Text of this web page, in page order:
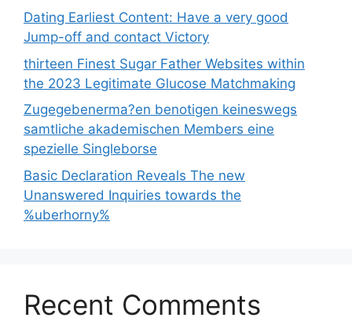
Dating Earliest Content: Have a very good
Jump-off and contact Victory
thirteen Finest Sugar Father Websites within
the 2023 Legitimate Glucose Matchmaking
Zugegebenerma?en benotigen keineswegs
samtliche akademischen Members eine
spezielle Singleborse
Basic Declaration Reveals The new
Unanswered Inquiries towards the
%uberhorny%
Recent Comments